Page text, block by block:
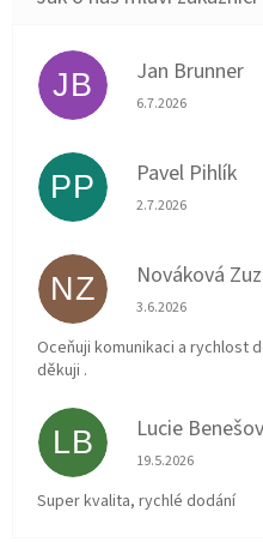
JB Jan Brunner
Hodnocení
6.7.2026
PP Pavel Pihlík
Hodnocení
2.7.2026
NZ Nováková
Hodnocení
3.6.2026
Oceňuji komunikaci a rychlost
děkuji .
LB Lucie
Hodnocení
19.5.2026
Super kvalita, rychlé dodání